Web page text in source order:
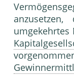
umgekehrtes